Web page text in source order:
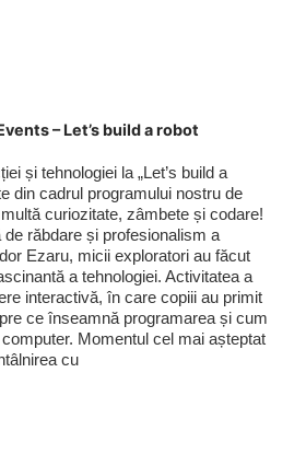
– Let’s build a robot
și tehnologiei la „Let’s build a
din cadrul programului nostru de
curiozitate, zâmbete și codare!
răbdare și profesionalism a
Ezaru, micii exploratori au făcut
a tehnologiei. Activitatea a
interactivă, în care copiii au primit
ce înseamnă programarea și cum
Momentul cel mai așteptat
cu